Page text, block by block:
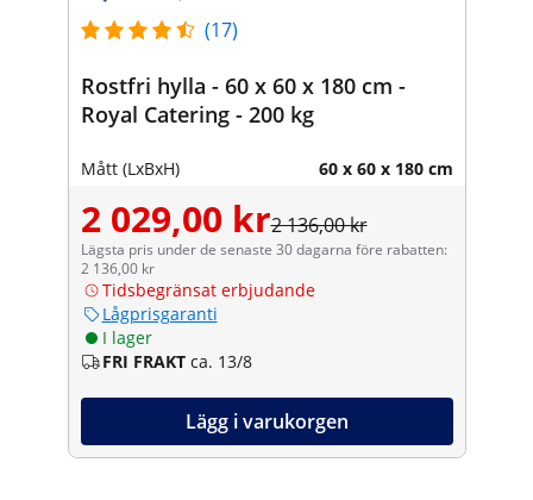
(17)
Rostfri hylla - 60 x 60 x 180 cm -
Royal Catering - 200 kg
Mått (LxBxH) 60 x 60 x 180 cm
2 029,00 kr2 136,00 kr
Lägsta pris under de senaste 30 dagarna före rabatten:
2 136,00 kr
Tidsbegränsat erbjudande
Lågprisgaranti
I lager
FRI FRAKT ca. 13/8
Lägg i varukorgen